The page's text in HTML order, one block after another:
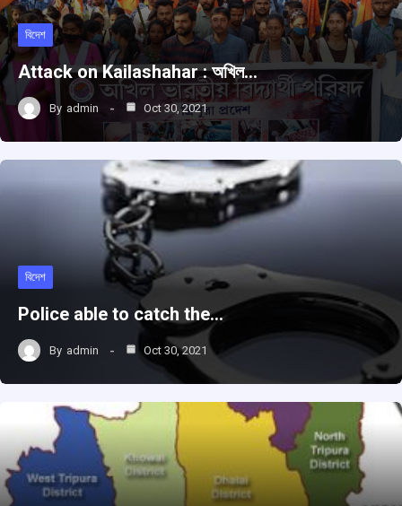
বিদেশ
Attack on Kailashahar : অখিল…
By admin Oct 30, 2021
বিদেশ
Police able to catch the…
By admin Oct 30, 2021